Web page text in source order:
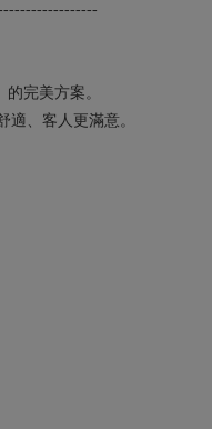
完美方案。
適、客人更滿意。